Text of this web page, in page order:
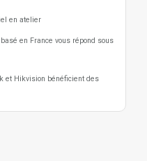
en atelier
en France vous répond sous
et Hikvision bénéficient des